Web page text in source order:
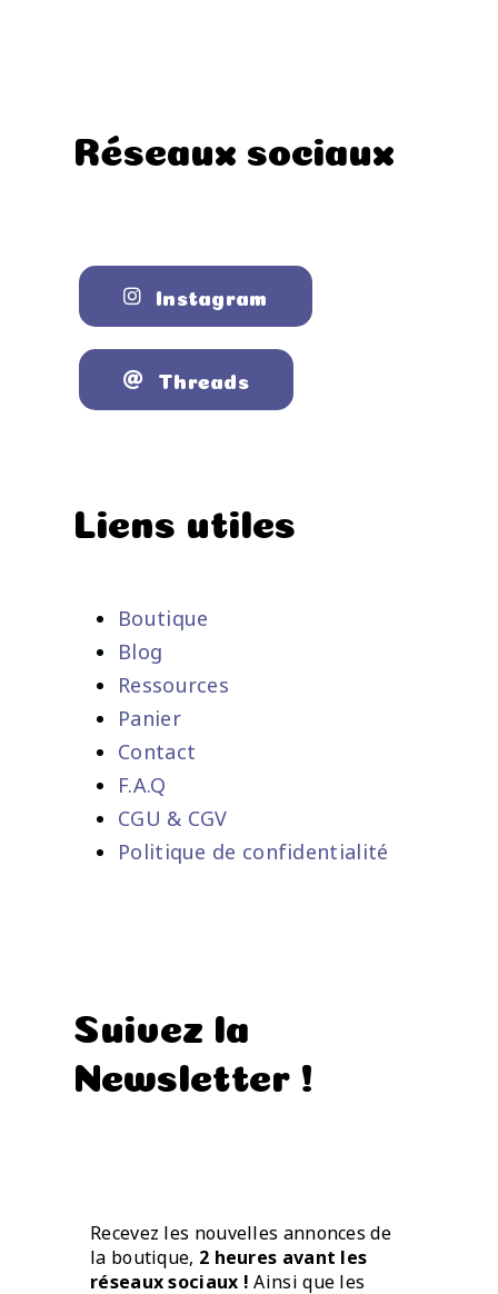
Réseaux sociaux
Instagram
Threads
Liens utiles
Boutique
Blog
Ressources
Panier
Contact
F.A.Q
CGU & CGV
Politique de confidentialité
Suivez la
Newsletter !
Recevez les nouvelles annonces de
la boutique, 2 heures avant les
réseaux sociaux ! Ainsi que les